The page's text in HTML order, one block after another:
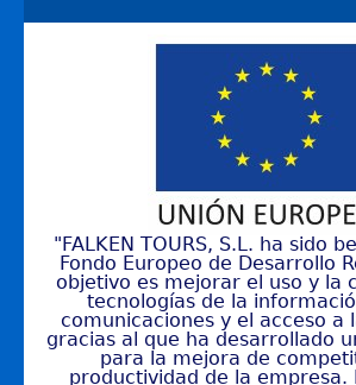
"FALKEN TOURS, S.L. ha sido
Fondo Europeo de Desarrollo
objetivo es mejorar el uso y la
tecnologías de la
comunicaciones y el acceso a
gracias al que ha desarrollado
para la mejora de
productividad de la empresa.